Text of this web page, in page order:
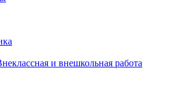
и внешкольная работа